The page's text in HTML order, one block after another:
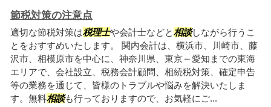
節税対策の注意点
適切な節税対策は税理士や会計士などと相談しながら行うこ
とをおすすめいたします。 関内会計は、横浜市、川崎市、藤
沢市、相模原市を中心に、神奈川県、東京～愛知までの東海
エリアで、会社設立、税務会計顧問、相続税対策、確定申告
等の業務を通じて、皆様のトラブルや悩みを解決いたしま
す。無料相談も行っておりますので、お気軽にご...